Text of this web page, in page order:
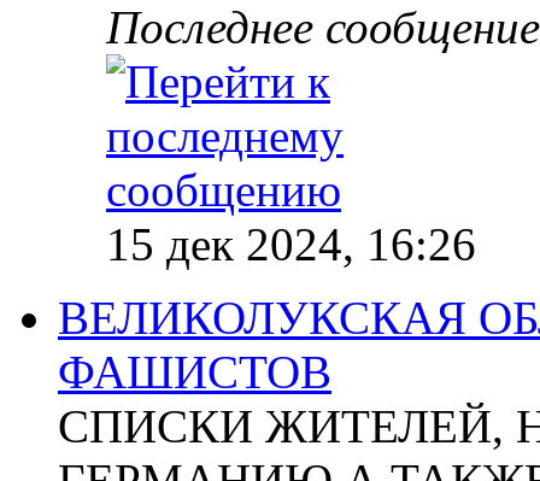
Последнее сообщение
15 дек 2024, 16:26
ВЕЛИКОЛУКСКАЯ
ФАШИСТОВ
СПИСКИ ЖИТЕЛЕЙ,